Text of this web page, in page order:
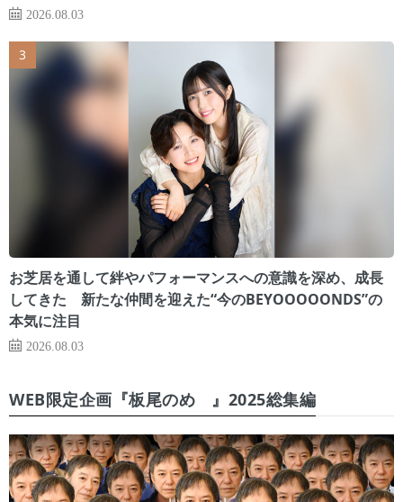
2026.08.03
お芝居を通して絆やパフォーマンスへの意識を深め、成長
してきた 新たな仲間を迎えた“今のBEYOOOOONDS”の
本気に注目
2026.08.03
WEB限定企画『板尾のめ゙』2025総集編